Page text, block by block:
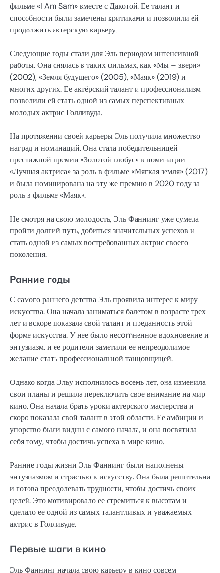
фильме «I Am Sam» вместе с Дакотой. Ее талант и
способности были замечены критиками и позволили ей
продолжить актерскую карьеру.
Следующие годы стали для Эль периодом интенсивной
работы. Она снялась в таких фильмах, как «Мы – звери»
(2002), «Земля будущего» (2005), «Маяк» (2019) и
многих других. Ее актёрский талант и профессионализм
позволили ей стать одной из самых перспективных
молодых актрис Голливуда.
На протяжении своей карьеры Эль получила множество
наград и номинаций. Она стала победительницей
престижной премии «Золотой глобус» в номинации
«Лучшая актриса» за роль в фильме «Мягкая земля» (2017)
и была номинирована на эту же премию в 2020 году за
роль в фильме «Маяк».
Не смотря на свою молодость, Эль Фаннинг уже сумела
пройти долгий путь, добиться значительных успехов и
стать одной из самых востребованных актрис своего
поколения.
Ранние годы
С самого раннего детства Эль проявила интерес к миру
искусства. Она начала заниматься балетом в возрасте трех
лет и вскоре показала свой талант и преданность этой
форме искусства. У нее было несomненное вдохновение и
энтузиазм, и ее родители заметили ее непреодолимое
желание стать профессиональной танцовщицей.
Однако когда Эльу исполнилось восемь лет, она изменила
свои планы и решила переключить свое внимание на мир
кино. Она начала брать уроки актерского мастерства и
скоро показала свой талант в этой области. Ее амбиции и
упорство были видны с самого начала, и она посвятила
себя тому, чтобы достичь успеха в мире кино.
Ранние годы жизни Эль Фаннинг были наполнены
энтузиазмом и страстью к искусству. Она была решительна
и готова преодолевать трудности, чтобы достичь своих
целей. Это мотивировало ее стремиться к высотам и
сделало ее одной из самых талантливых и уважаемых
актрис в Голливуде.
Первые шаги в кино
Эль Фаннинг начала свою карьеру в кино совсем